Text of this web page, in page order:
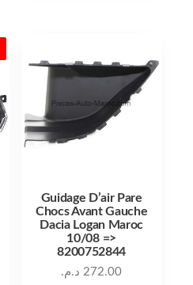
Guidage D’air Pare
Chocs Avant Gauche
Dacia Logan Maroc
10/08 =>
8200752844
272.00 د.م.